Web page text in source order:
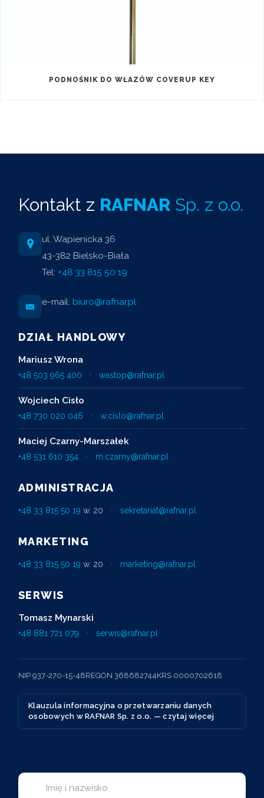
PODNOŚNIK DO WŁAZÓW COVERUP KEY
Kontakt z RAFNAR Sp. z o.o.
ul. Wapienicka 36
43-382 Bielsko-Biała
Tel: +48 33 815 50 19
e-mail: biuro@rafnar.pl
DZIAŁ HANDLOWY
Mariusz Wrona
+48 503 965 400 • wastop@rafnar.pl
Wojciech Cisło
+48 730 020 046 • w.cislo@rafnar.pl
Maciej Czarny-Marszałek
+48 531 610 354 • m.czarny@rafnar.pl
ADMINISTRACJA
+48 33 815 50 19 w. 20 • sekretariat@rafnar.pl
MARKETING
+48 33 815 50 19 w. 20 • marketing@rafnar.pl
SERWIS
Tomasz Mynarski
+48 881 721 079 • serwis@rafnar.pl
NIP 937-270-15-48REGON 368682744KRS 0000702618
Klauzula informacyjna o przetwarzaniu danych
osobowych w RAFNAR Sp. z o.o. — czytaj więcej